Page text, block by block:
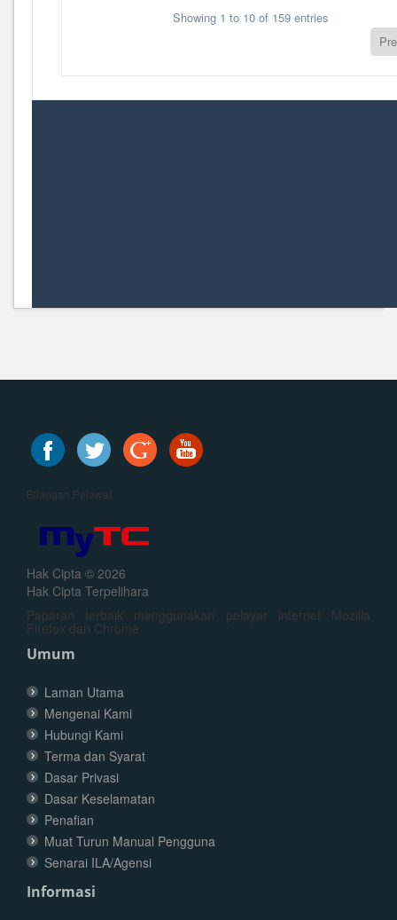
Bilangan Pelawat
Hak Cipta © 2026
Hak Cipta Terpelihara
Paparan terbaik menggunakan pelayar internet Mozilla
Firefox dan Chrome
Umum
Laman Utama
Mengenai Kami
Hubungi Kami
Terma dan Syarat
Dasar Privasi
Dasar Keselamatan
Penafian
Muat Turun Manual Pengguna
Senarai ILA/Agensi
Informasi